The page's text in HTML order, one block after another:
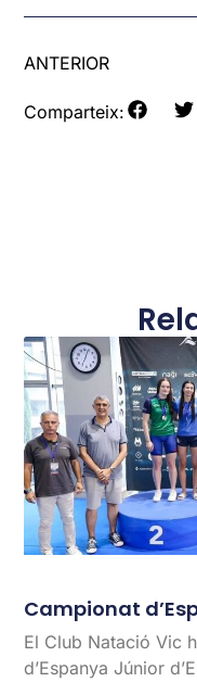
ANTERIOR
Comparteix:
Campionat
El Club Natació Vic
d’Espanya Júnior